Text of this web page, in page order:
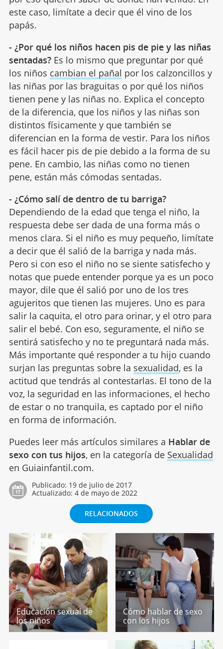
este caso, limítate a decir que él vino de los
papás.
- ¿Por qué los niños hacen pis de pie y las niñas
sentadas?Es lo mismo que preguntar por qué
los niños cambian el pañal por los calzoncillos y
las niñas por las braguitas o por qué los niños
tienen pene y las niñas no. Explica el concepto
de la diferencia, que los niños y las niñas son
distintos físicamente y que también se
diferencian en la forma de vestir. Para los niños
es fácil hacer pis de pie debido a la forma de su
pene. En cambio, las niñas como no tienen
pene, están más cómodas sentadas.
- ¿Cómo salí de dentro de tu barriga?
Dependiendo de la edad que tenga el niño, la
respuesta debe ser dada de una forma más o
menos clara. Si el niño es muy pequeño, limítate
a decir que él salió de la barriga y nada más.
Pero si con eso el niño no se siente satisfecho y
notas que puede entender porque ya es un poco
mayor, dile que él salió por uno de los tres
agujeritos que tienen las mujeres. Uno es para
salir la caquita, el otro para orinar, y el otro para
salir el bebé. Con eso, seguramente, el niño se
sentirá satisfecho y no te preguntará nada más.
Más importante qué responder a tu hijo cuando
surjan las preguntas sobre la sexualidad, es la
actitud que tendrás al contestarlas. El tono de la
voz, la seguridad en las informaciones, el hecho
de estar o no tranquila, es captado por el niño
en forma de información.
Puedes leer más artículos similares a Hablar de
sexo con tus hijos, en la categoría de Sexualidad
en Guiainfantil.com.
Publicado: 19 de julio de 2017
Actualizado: 4 de mayo de 2022
RELACIONADOS
Educación sexual de
los niños
Cómo hablar de sexo
con los hijos